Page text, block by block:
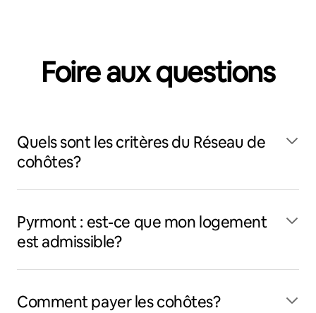
Foire aux questions
Quels sont les critères du Réseau de
cohôtes?
Pyrmont : est-ce que mon logement
est admissible?
Comment payer les cohôtes?